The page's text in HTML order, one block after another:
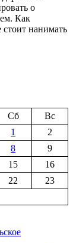
о
Как
стоит нанимать
Сб
Вс
1
2
8
9
15
16
22
23